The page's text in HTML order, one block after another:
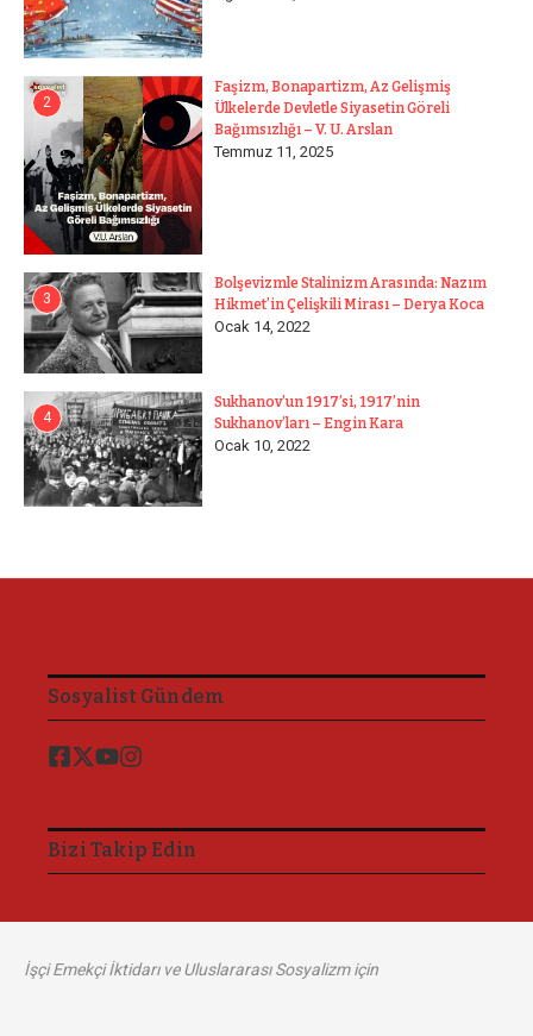
2
Faşizm, Bonapartizm, Az Gelişmiş
Ülkelerde Devletle Siyasetin Göreli
Bağımsızlığı – V. U. Arslan
Temmuz 11, 2025
3
Bolşevizmle Stalinizm Arasında: Nazım
Hikmet’in Çelişkili Mirası – Derya Koca
Ocak 14, 2022
4
Sukhanov’un 1917’si, 1917’nin
Sukhanov’ları – Engin Kara
Ocak 10, 2022
Sosyalist Gündem
Bizi Takip Edin
İşçi Emekçi İktidarı ve Uluslararası Sosyalizm için